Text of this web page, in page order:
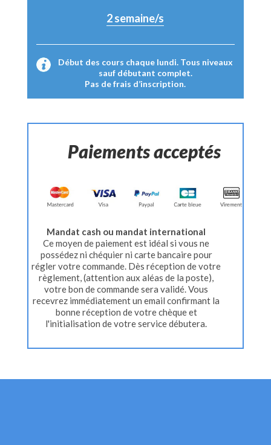
2semaine/s
Début des cours chaque lundi. Tous niveaux
sauf débutant complet.
Pas de frais d’inscription.
Paiements acceptés
Mandat cash ou mandat international
Ce moyen de paiement est idéal si vous ne
possédez ni chéquier ni carte bancaire pour
régler votre commande. Dès réception de votre
règlement, (attention aux aléas de la poste),
votre bon de commande sera validé. Vous
recevrez immédiatement un email confirmant la
bonne réception de votre chèque et
l'initialisation de votre service débutera.